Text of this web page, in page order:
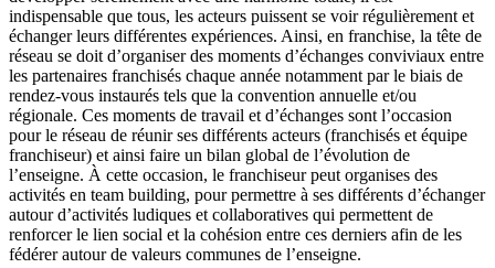
indispensable que tous, les acteurs puissent se voir régulièrement et
échanger leurs différentes expériences. Ainsi, en franchise, la tête de
réseau se doit d’organiser des moments d’échanges conviviaux entre
les partenaires franchisés chaque année notamment par le biais de
rendez-vous instaurés tels que la convention annuelle et/ou
régionale. Ces moments de travail et d’échanges sont l’occasion
pour le réseau de réunir ses différents acteurs (franchisés et équipe
franchiseur) et ainsi faire un bilan global de l’évolution de
l’enseigne. À cette occasion, le franchiseur peut organises des
activités en team building, pour permettre à ses différents d’échanger
autour d’activités ludiques et collaboratives qui permettent de
renforcer le lien social et la cohésion entre ces derniers afin de les
fédérer autour de valeurs communes de l’enseigne.